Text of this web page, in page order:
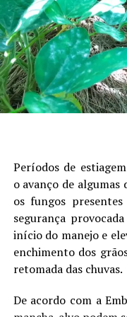
um desacelerada
mantido fora do
estoques para
consultor.
Fonte: Rodrigo
RELATED TOPICS:
UP NEXT
Dessecação pré-
no manejo de plantas
DON'T MISS
Próxima semana será
do Sul – MAIS SOJA
Períodos de
o avanço de algumas
os fungos
segurança
início do manejo e
enchimento dos
retomada das chuvas.
De acordo com a